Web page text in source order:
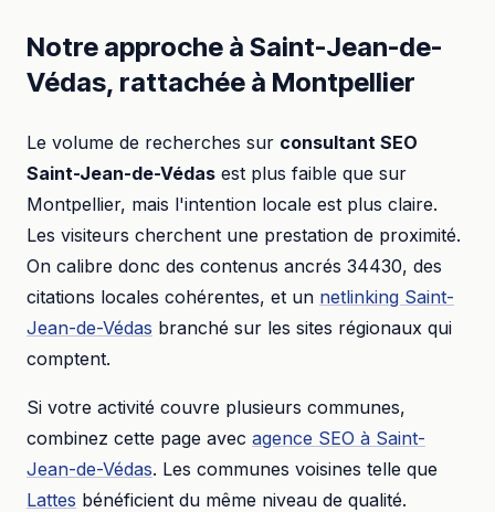
Notre approche à Saint-Jean-de-
Védas, rattachée à Montpellier
Le volume de recherches sur consultant SEO
Saint-Jean-de-Védas est plus faible que sur
Montpellier, mais l'intention locale est plus claire.
Les visiteurs cherchent une prestation de proximité.
On calibre donc des contenus ancrés 34430, des
citations locales cohérentes, et un netlinking Saint-
Jean-de-Védas branché sur les sites régionaux qui
comptent.
Si votre activité couvre plusieurs communes,
combinez cette page avec agence SEO à Saint-
Jean-de-Védas. Les communes voisines telle que
Lattes bénéficient du même niveau de qualité.